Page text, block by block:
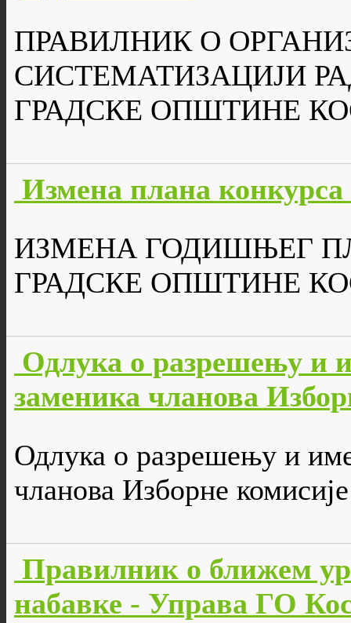
ПРАВИЛНИК О
СИСТЕМАТИЗАЦИЈИ
ГРАДСКЕ ОПШТИНЕ
Измена плана конкурса
ИЗМЕНА ГОДИШЊЕГ
ГРАДСКЕ ОПШТИНЕ
Одлука о разрешењу и
заменика чланова
Одлука о разрешењу и
чланова Изборне
Правилник о ближем
набавке - Управа ГО